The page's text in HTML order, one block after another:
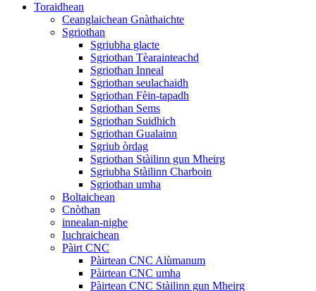
Toraidhean
Ceanglaichean Gnàthaichte
Sgriothan
Sgriubha glacte
Sgriothan Tèarainteachd
Sgriothan Inneal
Sgriothan seulachaidh
Sgriothan Fèin-tapadh
Sgriothan Sems
Sgriothan Suidhich
Sgriothan Gualainn
Sgriub òrdag
Sgriothan Stàilinn gun Mheirg
Sgriubha Stàilinn Charboin
Sgriothan umha
Boltaichean
Cnòthan
innealan-nighe
Iuchraichean
Pàirt CNC
Pàirtean CNC Alùmanum
Pàirtean CNC umha
Pàirtean CNC Stàilinn gun Mheirg